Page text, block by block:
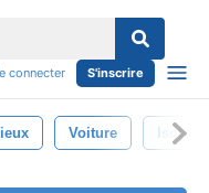
connecter S'inscrire
Voiture Isolé